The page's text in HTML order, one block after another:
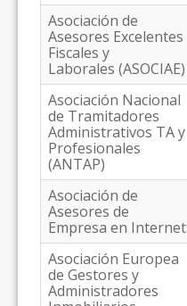
Asociación de
Asesores Excelentes
Fiscales y
Laborales (ASOCIAE)
Asociación Nacional
de Tramitadores
Administrativos TA y
Profesionales
(ANTAP)
Asociación de
Asesores de
Empresa en Internet
Asociación Europea
de Gestores y
Administradores